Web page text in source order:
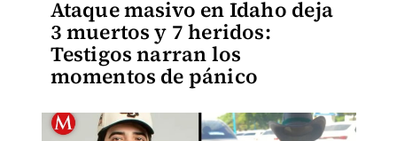
Ataque masivo en Idaho deja
3 muertos y 7 heridos:
Testigos narran los
momentos de pánico